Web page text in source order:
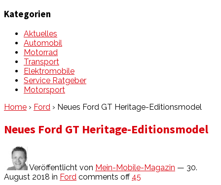
Kategorien
Aktuelles
Automobil
Motorrad
Transport
Elektromobile
Service Ratgeber
Motorsport
Home › Ford › Neues Ford GT Heritage-Editionsmodel
Neues Ford GT Heritage-Editionsmodel
Veröffentlicht von Mein-Mobile-Magazin — 30.
August 2018 in Ford comments off 45